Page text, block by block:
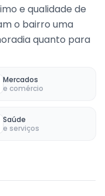
e qualidade de
o bairro uma
quanto para
Mercados
e comércio
Saúde
e serviços